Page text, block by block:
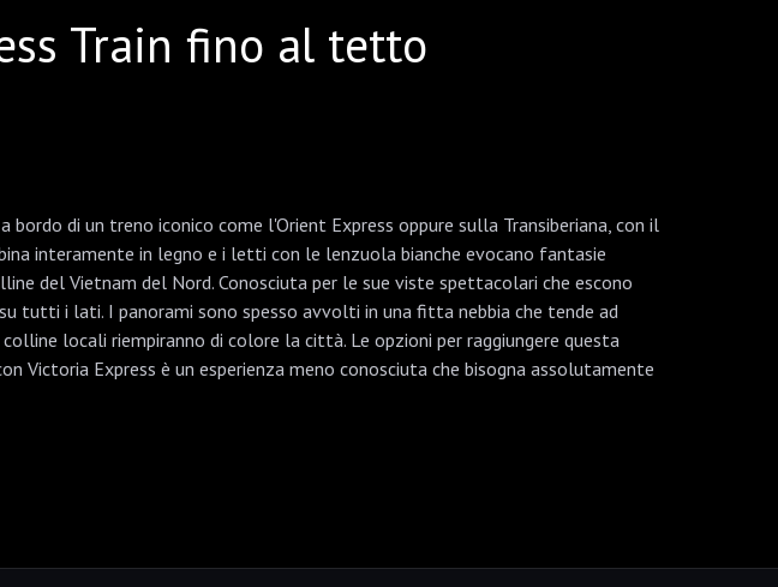
Train fino al tetto
di un treno iconico come l'Orient Express oppure sulla Transiberiana, con il
interamente in legno e i letti con le lenzuola bianche evocano fantasie
del Vietnam del Nord. Conosciuta per le sue viste spettacolari che escono
tutti i lati. I panorami sono spesso avvolti in una fitta nebbia che tende ad
locali riempiranno di colore la città. Le opzioni per raggiungere questa
Express è un esperienza meno conosciuta che bisogna assolutamente